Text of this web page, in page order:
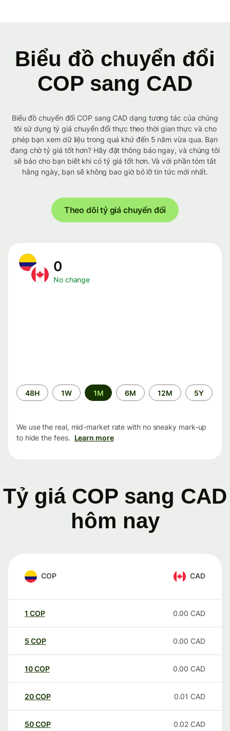
Biểu đồ chuyển đổi
COP sang CAD
Biểu đồ chuyển đổi COP sang CAD dạng tương tác của chúng
tôi sử dụng tỷ giá chuyển đổi thực theo thời gian thực và cho
phép bạn xem dữ liệu trong quá khứ đến 5 năm vừa qua. Bạn
đang chờ tỷ giá tốt hơn? Hãy đặt thông báo ngay, và chúng tôi
sẽ báo cho bạn biết khi có tỷ giá tốt hơn. Và với phần tóm tắt
hằng ngày, bạn sẽ không bao giờ bỏ lỡ tin tức mới nhất.
Theo dõi tỷ giá chuyển đổi
0
No change
Time
period
48H 1W 1M 6M 12M 5Y
We use the real, mid-market rate with no sneaky mark-up
to hide the fees. Learn more
Tỷ giá COP sang CAD
hôm nay
COP CAD
1 COP 0.00 CAD
5 COP 0.00 CAD
10COP 0.00 CAD
20COP 0.01 CAD
50COP 0.02 CAD